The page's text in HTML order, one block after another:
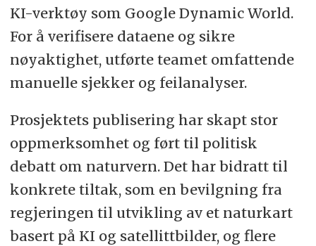
KI-verktøy som Google Dynamic World.
For å verifisere dataene og sikre
nøyaktighet, utførte teamet omfattende
manuelle sjekker og feilanalyser.
Prosjektets publisering har skapt stor
oppmerksomhet og ført til politisk
debatt om naturvern. Det har bidratt til
konkrete tiltak, som en bevilgning fra
regjeringen til utvikling av et naturkart
basert på KI og satellittbilder, og flere